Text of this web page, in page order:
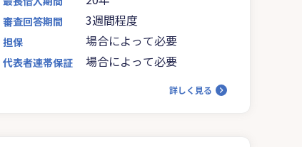
審査回答期間 3週間程度
担保 場合によって必要
代表者連帯保証 場合によって必要
詳しく見る